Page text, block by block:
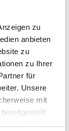
zu
anbieten
zu
zu Ihrer
für
Unsere
mit